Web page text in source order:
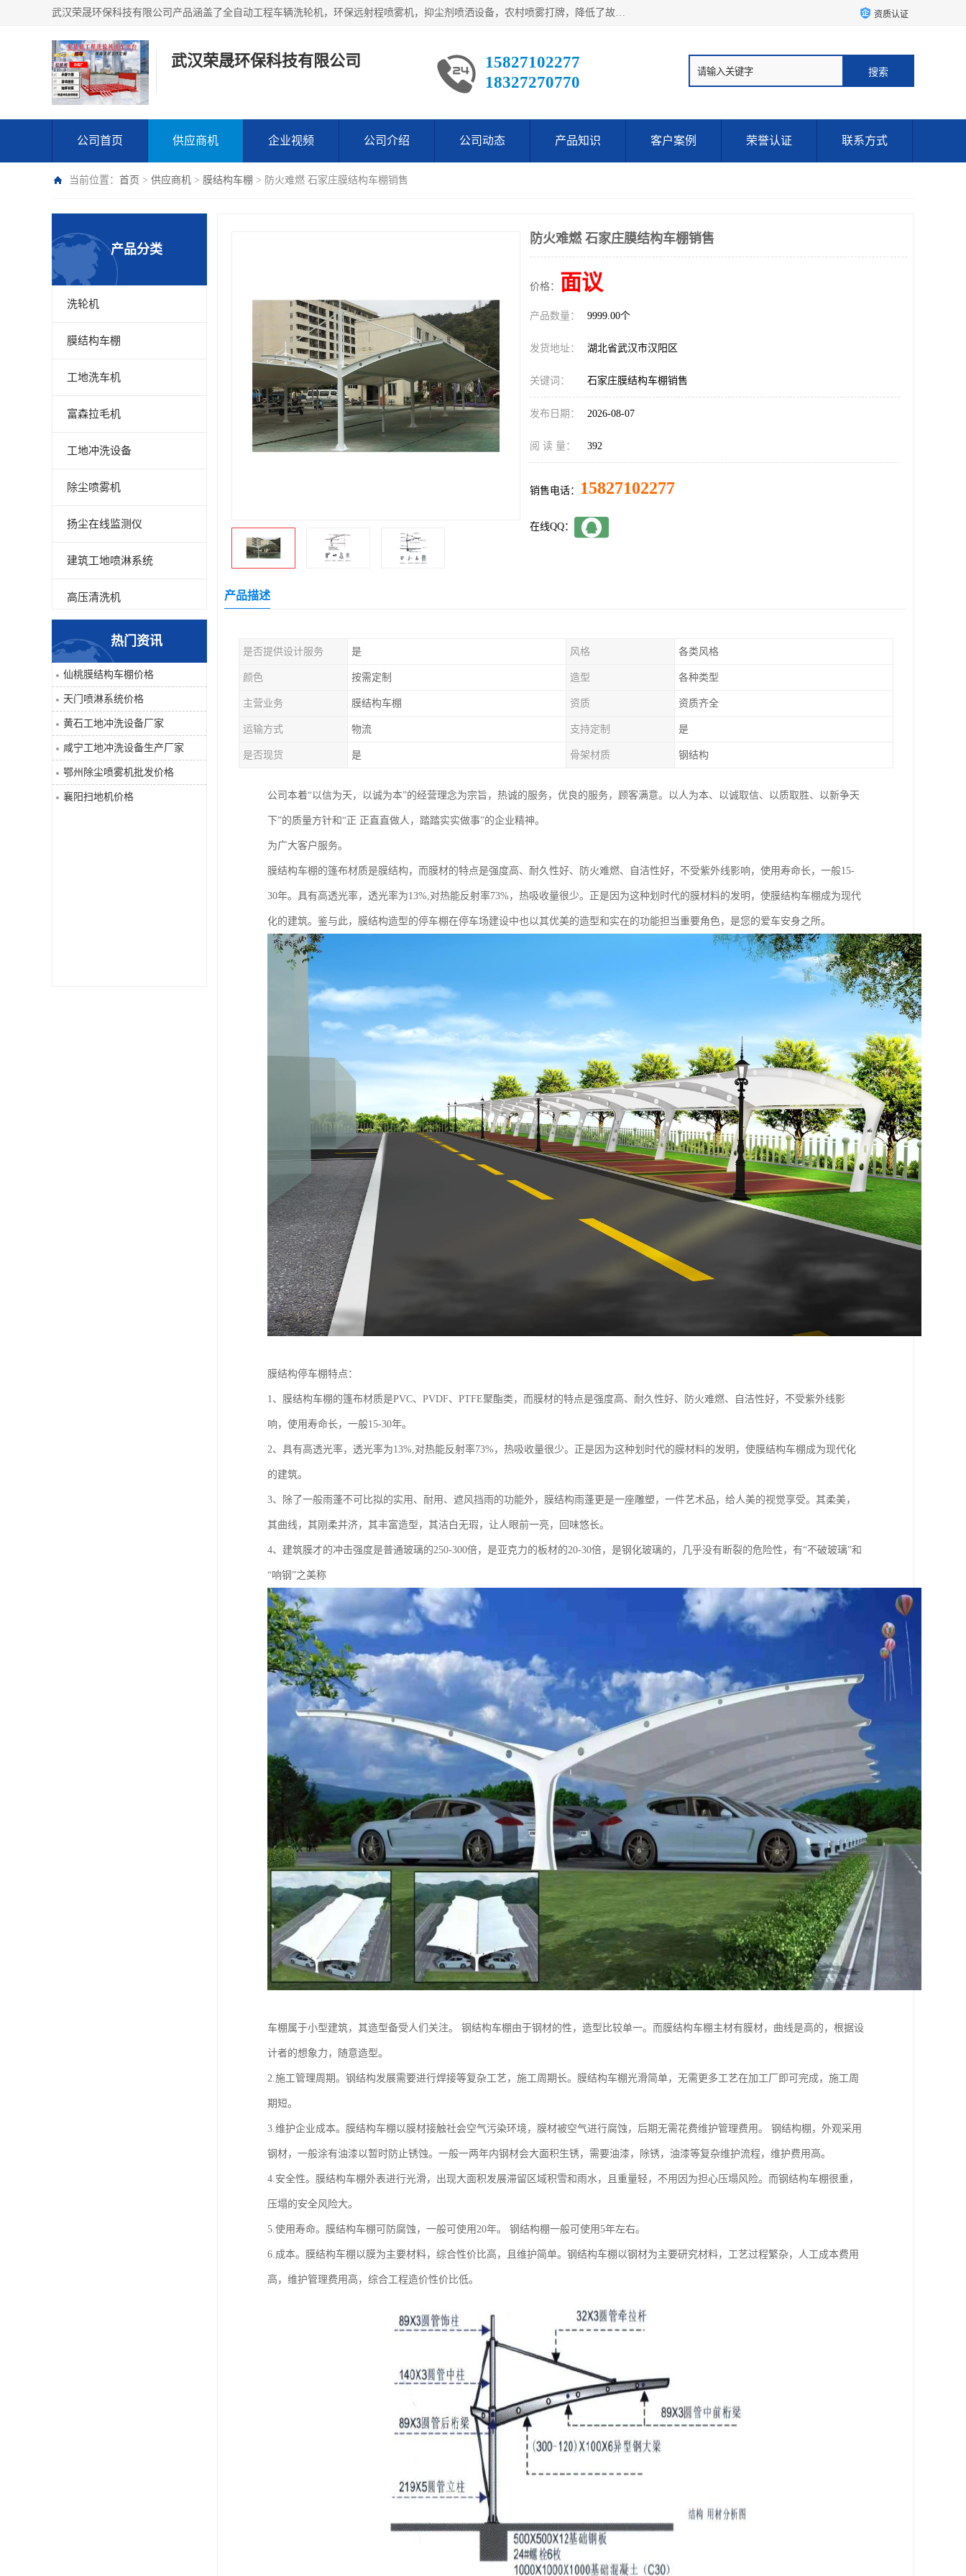
武汉荣晟环保科技有限公司产品涵盖了全自动工程车辆洗轮机，环保远射程喷雾机，抑尘剂喷洒设备，农村喷雾打牌，降低了故障率。多次获得环保科技进步奖，赢得了广大客户的一直好评. 资质认证
武汉荣晟环保科技有限公司
15827102277
18327270770
公司首页 供应商机 企业视频 公司介绍 公司动态 产品知识 客户案例 荣誉认证 联系方式
当前位置： 首页 > 供应商机 > 膜结构车棚 > 防火难燃 石家庄膜结构车棚销售
产品分类
洗轮机
膜结构车棚
工地洗车机
富森拉毛机
工地冲洗设备
除尘喷雾机
扬尘在线监测仪
建筑工地喷淋系统
高压清洗机
高压喷雾设备
喷淋系统
洒水车
洗地机
吸尘器
热门资讯
仙桃膜结构车棚价格
天门喷淋系统价格
黄石工地冲洗设备厂家
咸宁工地冲洗设备生产厂家
鄂州除尘喷雾机批发价格
襄阳扫地机价格
防火难燃 石家庄膜结构车棚销售
价格： 面议
产品数量： 9999.00个
发货地址： 湖北省武汉市汉阳区
关键词： 石家庄膜结构车棚销售
发布日期： 2026-08-07
阅 读 量： 392
销售电话： 15827102277
在线QQ：
产品描述
是否提供设计服务 是 风格 各类风格
颜色 按需定制 造型 各种类型
主营业务 膜结构车棚 资质 资质齐全
运输方式 物流 支持定制 是
是否现货 是 骨架材质 钢结构
公司本着“以信为天，以诚为本”的经营理念为宗旨，热诚的服务，优良的服务，顾客满意。以人为本、以诚取信、以质取胜、以新争天
下”的质量方针和“正 正直直做人，踏踏实实做事”的企业精神。
为广大客户服务。
膜结构车棚的篷布材质是膜结构，而膜材的特点是强度高、耐久性好、防火难燃、自洁性好，不受紫外线影响，使用寿命长，一般15-
30年。具有高透光率，透光率为13%,对热能反射率73%，热吸收量很少。正是因为这种划时代的膜材料的发明，使膜结构车棚成为现代
化的建筑。鉴与此，膜结构造型的停车棚在停车场建设中也以其优美的造型和实在的功能担当重要角色，是您的爱车安身之所。
膜结构停车棚特点：
1、膜结构车棚的篷布材质是PVC、PVDF、PTFE聚酯类，而膜材的特点是强度高、耐久性好、防火难燃、自洁性好，不受紫外线影
响，使用寿命长，一般15-30年。
2、具有高透光率，透光率为13%,对热能反射率73%，热吸收量很少。正是因为这种划时代的膜材料的发明，使膜结构车棚成为现代化
的建筑。
3、除了一般雨蓬不可比拟的实用、耐用、遮风挡雨的功能外，膜结构雨蓬更是一座雕塑，一件艺术品，给人美的视觉享受。其柔美，
其曲线，其刚柔并济，其丰富造型，其洁白无瑕，让人眼前一亮，回味悠长。
4、建筑膜才的冲击强度是普通玻璃的250-300倍，是亚克力的板材的20-30倍，是钢化玻璃的，几乎没有断裂的危险性，有“不破玻璃”和
“响钢”之美称
车棚属于小型建筑，其造型备受人们关注。 钢结构车棚由于钢材的性，造型比较单一。而膜结构车棚主材有膜材，曲线是高的，根据设
计者的想象力，随意造型。
2.施工管理周期。钢结构发展需要进行焊接等复杂工艺，施工周期长。膜结构车棚光滑简单，无需更多工艺在加工厂即可完成，施工周
期短。
3.维护企业成本。膜结构车棚以膜材接触社会空气污染环境，膜材被空气进行腐蚀，后期无需花费维护管理费用。 钢结构棚，外观采用
钢材，一般涂有油漆以暂时防止锈蚀。一般一两年内钢材会大面积生锈，需要油漆，除锈，油漆等复杂维护流程，维护费用高。
4.安全性。膜结构车棚外表进行光滑，出现大面积发展滞留区域积雪和雨水，且重量轻，不用因为担心压塌风险。而钢结构车棚很重，
压塌的安全风险大。
5.使用寿命。膜结构车棚可防腐蚀，一般可使用20年。 钢结构棚一般可使用5年左右。
6.成本。膜结构车棚以膜为主要材料，综合性价比高，且维护简单。钢结构车棚以钢材为主要研究材料，工艺过程繁杂，人工成本费用
高，维护管理费用高，综合工程造价性价比低。